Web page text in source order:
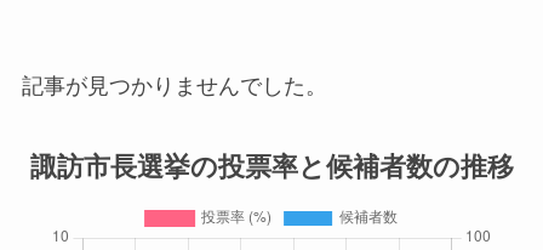
記事が見つかりませんでした。
諏訪市長選挙の投票率と候補者数の推移